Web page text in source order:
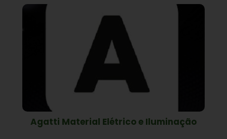
Agatti Material Elétrico e Iluminação